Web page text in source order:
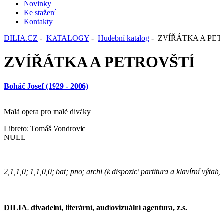
Novinky
Ke stažení
Kontakty
DILIA.CZ - KATALOGY - Hudební katalog - ZVÍŘÁTKA A
ZVÍŘÁTKA A PETROVŠTÍ
Boháč Josef (1929 - 2006)
Malá opera pro malé diváky
Libreto: Tomáš Vondrovic
NULL
2,1,1,0; 1,1,0,0; bat; pno; archi (k dispozici partitura a klavírní
DILIA, divadelní, literární, audiovizuální agentura, z.s.